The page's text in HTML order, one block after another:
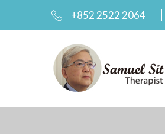
+852 2522 2064